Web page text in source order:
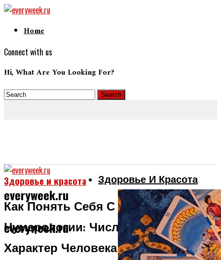
Home
Connect with us
Hi, What Are You Looking For?
everyweek.ru
everyweek.ru
Здоровье И Красота
Здоровье и красота
Как Понять Себя С Помощью
Нумерологии: Числа Рождения И
Характер Человека